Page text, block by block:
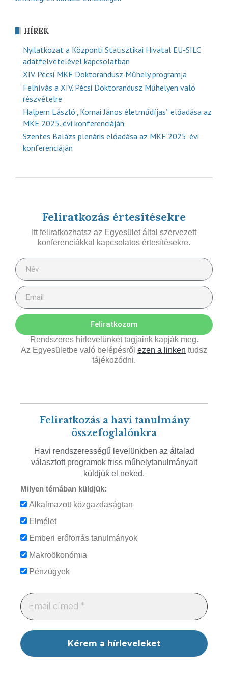
HÍREK
Nyilatkozat a Központi Statisztikai Hivatal EU-SILC
adatfelvételével kapcsolatban
XIV. Pécsi MKE Doktorandusz Műhely programja
Felhívás a XIV. Pécsi Doktorandusz Műhelyen való
részvételre
Halpern László „Kornai János életműdíjas” előadása az
MKE 2025. évi konferenciáján
Szentes Balázs plenáris előadása az MKE 2025. évi
konferenciáján
Feliratkozás értesítésekre
Itt feliratkozhatsz az Egyesület által szervezett
konferenciákkal kapcsolatos értesítésekre.
Feliratkozom
Rendszeres hírlevelünket tagjaink kapják meg.
Az Egyesületbe való belépésről ezen a linken tudsz
tájékozódni.
Feliratkozás a havi tanulmány
összefoglalónkra
Havi rendszerességű levelünkben az általad
választott programok friss műhelytanulmányait
küldjük el neked.
Milyen témában küldjük:
Alkalmazott közgazdaságtan
Elmélet
Emberi erőforrás tanulmányok
Makroökonómia
Pénzügyek